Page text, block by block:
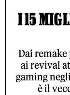
I 15
Dai
ai revival
gaming
è il